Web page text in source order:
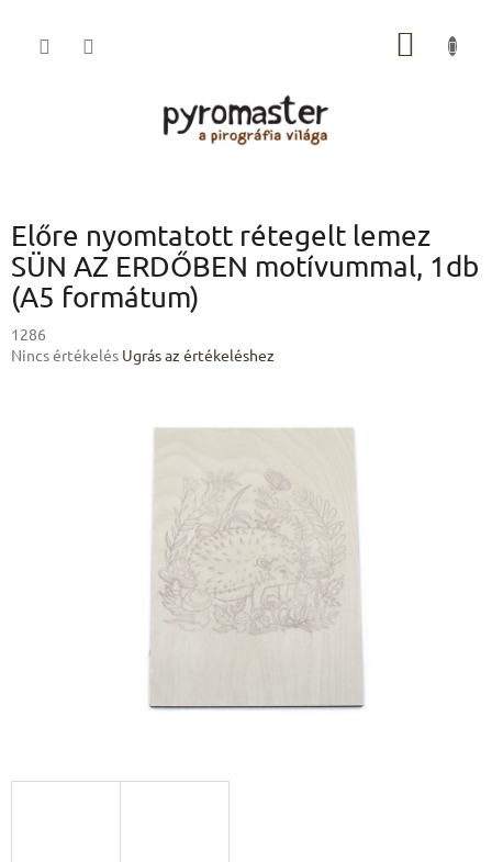
KOSÁR
Előre nyomtatott rétegelt lemez
SÜN AZ ERDŐBEN motívummal, 1db
(A5 formátum)
1286
A
Nincs értékelés Ugrás az értékeléshez